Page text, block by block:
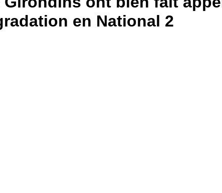
en National 2